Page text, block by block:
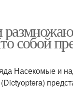
собой
Насекомые и